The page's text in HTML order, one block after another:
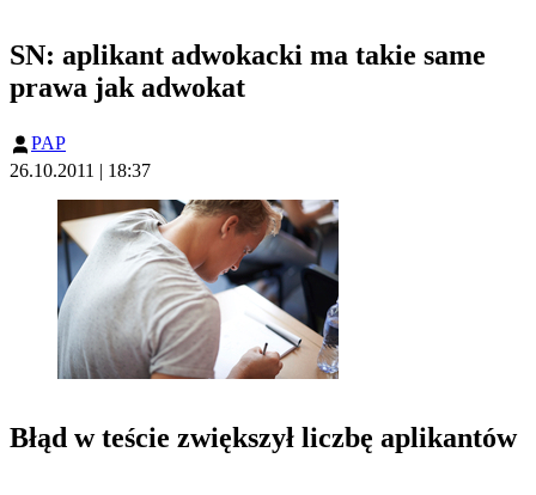
SN: aplikant adwokacki ma takie same
prawa jak adwokat
PAP
26.10.2011 | 18:37
Błąd w teście zwiększył liczbę aplikantów